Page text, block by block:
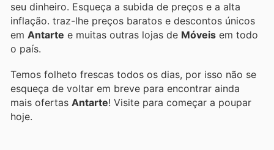
seu dinheiro. Esqueça a subida de preços e a alta
inflação. traz-lhe preços baratos e descontos únicos
em Antarte e muitas outras lojas de Móveis em todo
o país.
Temos folheto frescas todos os dias, por isso não se
esqueça de voltar em breve para encontrar ainda
mais ofertas Antarte ! Visite para começar a poupar
hoje.